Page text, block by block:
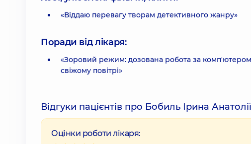
«Віддаю перевагу творам детективного жанру»
Поради від лікаря:
«Зоровий режим: дозована робота за
свіжому повітрі»
Відгуки пацієнтів про Бобиль Ірина
Оцінки роботи лікаря: